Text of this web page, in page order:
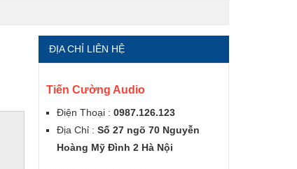
ĐỊA CHỈ LIÊN HỆ
Tiến Cường Audio
Điện Thoại : 0987.126.123
Địa Chỉ : Số 27 ngõ 70 Nguyễn
Hoàng Mỹ Đình 2 Hà Nội